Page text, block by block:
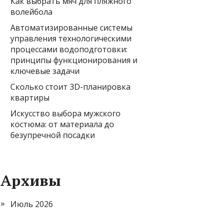
волейбола
Автоматизированные системы
управления технологическими
процессами водоподготовки:
принципы функционирования и
ключевые задачи
Сколько стоит 3D-планировка
квартиры
Искусство выбора мужского
костюма: от материала до
безупречной посадки
Архивы
Июль 2026